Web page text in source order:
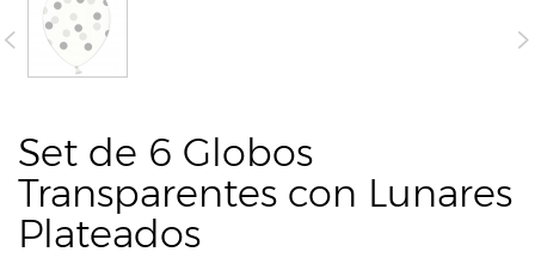
Set de 6 Globos
Transparentes con Lunares
Plateados